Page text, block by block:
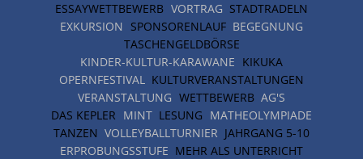
ESSAYWETTBEWERB VORTRAG STADTRADELN
EXKURSION SPONSORENLAUF BEGEGNUNG
TASCHENGELDBÖRSE
KINDER-KULTUR-KARAWANE KIKUKA
OPERNFESTIVAL KULTURVERANSTALTUNGEN
VERANSTALTUNG WETTBEWERB AG'S
DAS KEPLER MINT LESUNG MATHEOLYMPIADE
TANZEN VOLLEYBALLTURNIER JAHRGANG 5-10
ERPROBUNGSSTUFE MEHR ALS UNTERRICHT